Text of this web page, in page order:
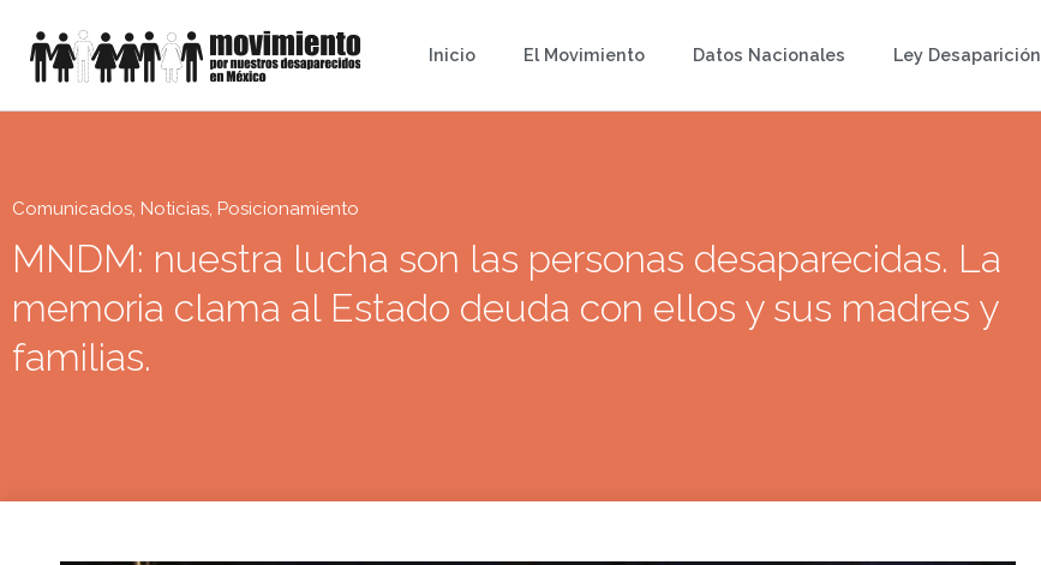
Inicio El Movimiento Datos Nacionales Ley Desaparición
Comunicados, Noticias, Posicionamiento
MNDM: nuestra lucha son las personas desaparecidas. La
memoria clama al Estado deuda con ellos y sus madres y
familias.